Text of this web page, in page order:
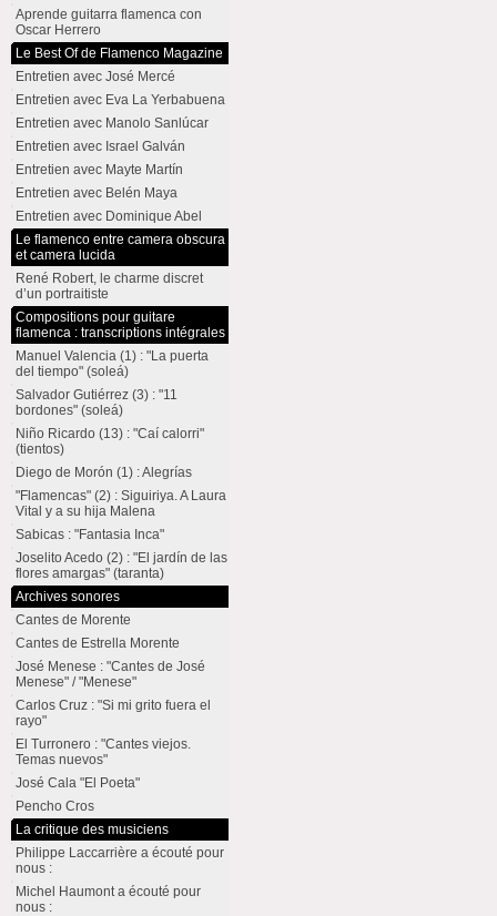
Aprende guitarra flamenca con
Oscar Herrero
Le Best Of de Flamenco Magazine
Entretien avec José Mercé
Entretien avec Eva La Yerbabuena
Entretien avec Manolo Sanlúcar
Entretien avec Israel Galván
Entretien avec Mayte Martín
Entretien avec Belén Maya
Entretien avec Dominique Abel
Le flamenco entre camera obscura
et camera lucida
René Robert, le charme discret
d’un portraitiste
Compositions pour guitare
flamenca : transcriptions intégrales
Manuel Valencia (1) : "La puerta
del tiempo" (soleá)
Salvador Gutiérrez (3) : "11
bordones" (soleá)
Niño Ricardo (13) : "Caí calorri"
(tientos)
Diego de Morón (1) : Alegrías
"Flamencas" (2) : Siguiriya. A Laura
Vital y a su hija Malena
Sabicas : "Fantasia Inca"
Joselito Acedo (2) : "El jardín de las
flores amargas" (taranta)
Archives sonores
Cantes de Morente
Cantes de Estrella Morente
José Menese : "Cantes de José
Menese" / "Menese"
Carlos Cruz : "Si mi grito fuera el
rayo"
El Turronero : "Cantes viejos.
Temas nuevos"
José Cala "El Poeta"
Pencho Cros
La critique des musiciens
Philippe Laccarrière a écouté pour
nous :
Michel Haumont a écouté pour
nous :